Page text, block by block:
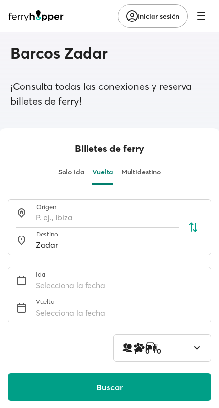
Iniciar sesión
Barcos Zadar
¡Consulta todas las conexiones y reserva
billetes de ferry!
Billetes de ferry
Solo ida Vuelta Multidestino
Origen
Destino
Ida
Selecciona la fecha
Vuelta
Selecciona la fecha
1 0 0
Buscar